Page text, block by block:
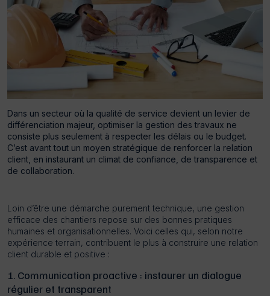
Dans un secteur où la qualité de service devient un levier de
différenciation majeur, optimiser la gestion des travaux ne
consiste plus seulement à respecter les délais ou le budget.
C’est avant tout un moyen stratégique de renforcer la relation
client, en instaurant un climat de confiance, de transparence et
de collaboration.
Loin d’être une démarche purement technique, une gestion
efficace des chantiers repose sur des bonnes pratiques
humaines et organisationnelles. Voici celles qui, selon notre
expérience terrain, contribuent le plus à construire une relation
client durable et positive :
1. Communication proactive : instaurer un dialogue
régulier et transparent